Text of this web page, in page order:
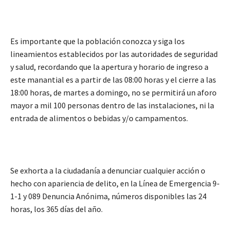
Es importante que la población conozca y siga los
lineamientos establecidos por las autoridades de seguridad
y salud, recordando que la apertura y horario de ingreso a
este manantial es a partir de las 08:00 horas y el cierre a las
18:00 horas, de martes a domingo, no se permitirá un aforo
mayor a mil 100 personas dentro de las instalaciones, ni la
entrada de alimentos o bebidas y/o campamentos.
Se exhorta a la ciudadanía a denunciar cualquier acción o
hecho con apariencia de delito, en la Línea de Emergencia 9-
1-1 y 089 Denuncia Anónima, números disponibles las 24
horas, los 365 días del año.